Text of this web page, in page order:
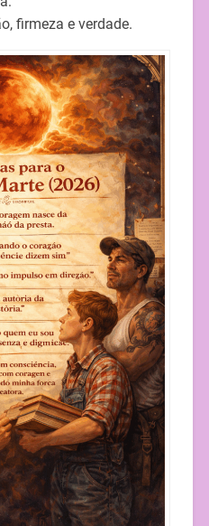
firmeza e verdade.